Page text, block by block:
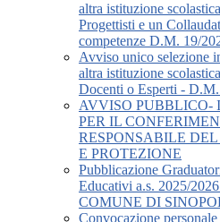
altra istituzione
Progettisti e un
competenze D.M. 19/
Avviso unico selezione
altra istituzione
Docenti o Esperti -
AVVISO PUBBLICO-
PER IL
RESPONSABILE
E PROTEZIONE
Pubblicazione
Educativi a.s. 2025/
COMUNE DI
Convocazione